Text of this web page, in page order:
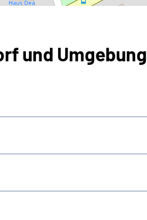
und Umgebung